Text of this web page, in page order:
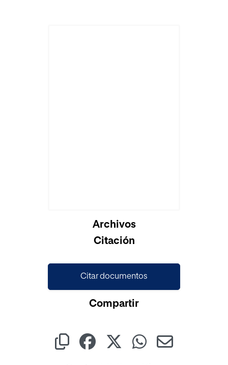
Archivos
Citación
Citar documentos
Compartir